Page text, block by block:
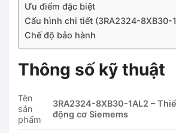
Ưu điểm đặc biệt
Cấu hình chi tiết (3RA2324-8XB30-
Chế độ bảo hành
Thông số kỹ thuật
Tên
sản
phẩm
3RA2324-8XB30-1AL2 –
động cơ Siemems